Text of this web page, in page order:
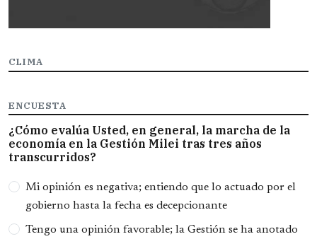
CLIMA
ENCUESTA
¿Cómo evalúa Usted, en general, la marcha de la
economía en la Gestión Milei tras tres años
transcurridos?
Opciones
Mi opinión es negativa; entiendo que lo actuado por el
gobierno hasta la fecha es decepcionante
Tengo una opinión favorable; la Gestión se ha anotado